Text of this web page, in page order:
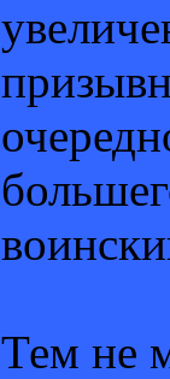
Тем не